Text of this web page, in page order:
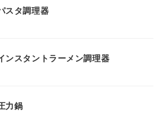
スタ調理器
ンスタントラーメン調理器
力鍋